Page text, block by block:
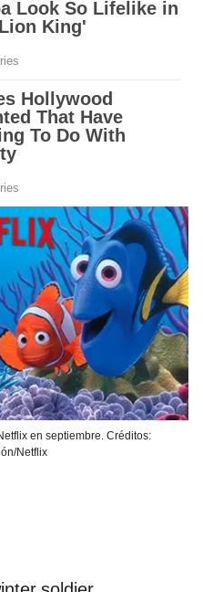
en septiembre. Créditos:
Netflix